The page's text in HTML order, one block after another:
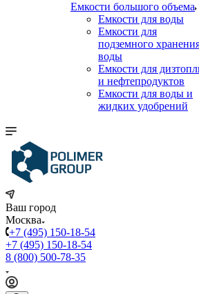
Емкости большого объема
Емкости для воды
Емкости для
подземного
воды
Емкости для
и нефтепродуктов
Емкости для воды и
жидких удобрений
Ваш город
Москва
+7 (495) 150-18-54
+7 (495) 150-18-54
8 (800) 500-78-35